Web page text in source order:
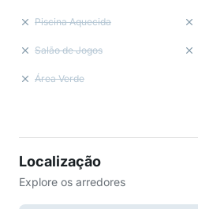
Piscina Aquecida
Salão de Jogos
Área Verde
Localização
Explore os arredores